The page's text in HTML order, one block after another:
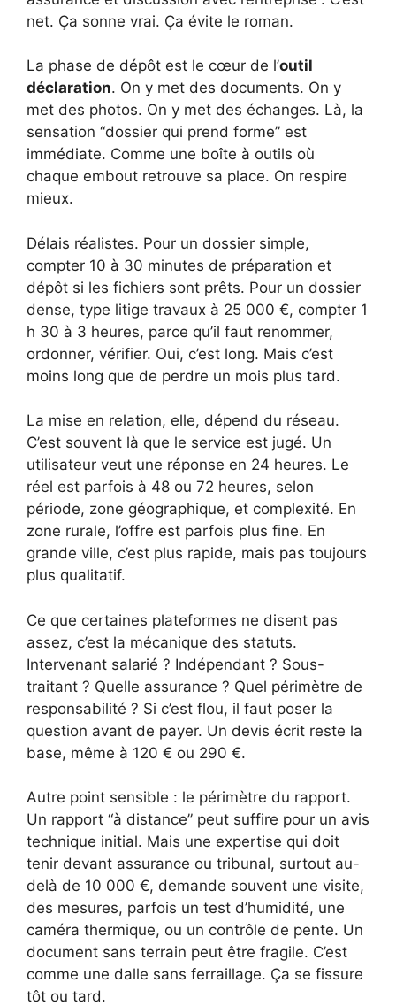
net. Ça sonne vrai. Ça évite le roman.
La phase de dépôt est le cœur de l’outil
déclaration. On y met des documents. On y
met des photos. On y met des échanges. Là, la
sensation “dossier qui prend forme” est
immédiate. Comme une boîte à outils où
chaque embout retrouve sa place. On respire
mieux.
Délais réalistes. Pour un dossier simple,
compter 10 à 30 minutes de préparation et
dépôt si les fichiers sont prêts. Pour un dossier
dense, type litige travaux à 25 000 €, compter 1
h 30 à 3 heures, parce qu’il faut renommer,
ordonner, vérifier. Oui, c’est long. Mais c’est
moins long que de perdre un mois plus tard.
La mise en relation, elle, dépend du réseau.
C’est souvent là que le service est jugé. Un
utilisateur veut une réponse en 24 heures. Le
réel est parfois à 48 ou 72 heures, selon
période, zone géographique, et complexité. En
zone rurale, l’offre est parfois plus fine. En
grande ville, c’est plus rapide, mais pas toujours
plus qualitatif.
Ce que certaines plateformes ne disent pas
assez, c’est la mécanique des statuts.
Intervenant salarié ? Indépendant ? Sous-
traitant ? Quelle assurance ? Quel périmètre de
responsabilité ? Si c’est flou, il faut poser la
question avant de payer. Un devis écrit reste la
base, même à 120 € ou 290 €.
Autre point sensible : le périmètre du rapport.
Un rapport “à distance” peut suffire pour un avis
technique initial. Mais une expertise qui doit
tenir devant assurance ou tribunal, surtout au-
delà de 10 000 €, demande souvent une visite,
des mesures, parfois un test d’humidité, une
caméra thermique, ou un contrôle de pente. Un
document sans terrain peut être fragile. C’est
comme une dalle sans ferraillage. Ça se fissure
tôt ou tard.